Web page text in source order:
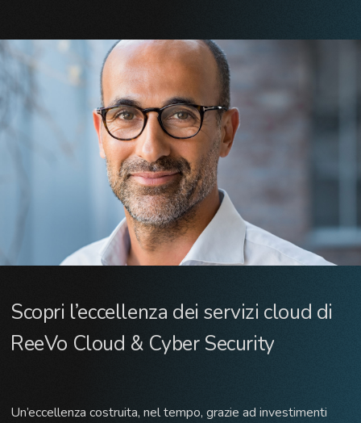
Scopri l’eccellenza dei servizi cloud di
ReeVo Cloud & Cyber Security
Un’eccellenza costruita, nel tempo, grazie ad investimenti